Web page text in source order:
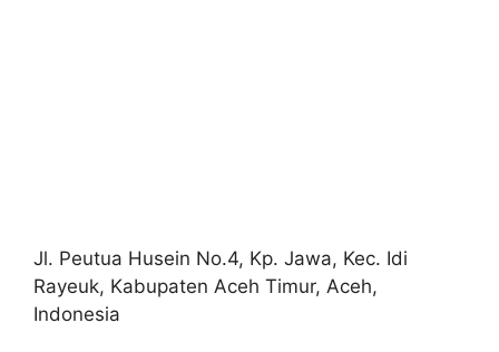
Jl. Peutua Husein No.4, Kp. Jawa, Kec. Idi
Rayeuk, Kabupaten Aceh Timur, Aceh,
Indonesia